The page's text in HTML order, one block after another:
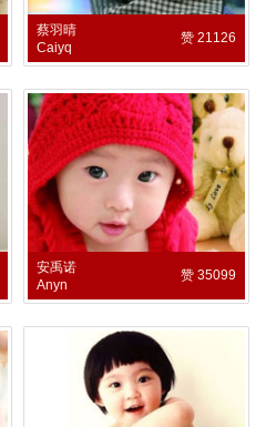
蔡羽晴
Caiyq
赞 21126
安禹诺
Anyn
赞 35099